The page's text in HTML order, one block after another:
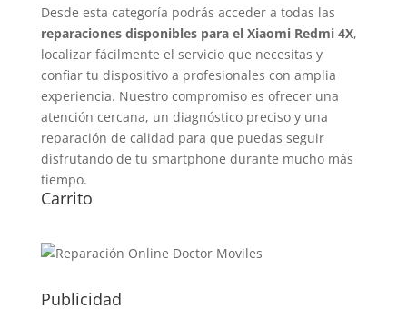
Desde esta categoría podrás acceder a todas las
reparaciones disponibles para el Xiaomi Redmi 4X,
localizar fácilmente el servicio que necesitas y
confiar tu dispositivo a profesionales con amplia
experiencia. Nuestro compromiso es ofrecer una
atención cercana, un diagnóstico preciso y una
reparación de calidad para que puedas seguir
disfrutando de tu smartphone durante mucho más
tiempo.
Carrito
Publicidad